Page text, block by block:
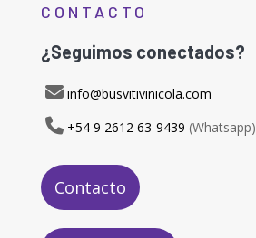
CONTACTO
¿Seguimos conectados?
info@busvitivinicola.com
+54 9 2612 63-9439 (Whatsapp)
Contacto